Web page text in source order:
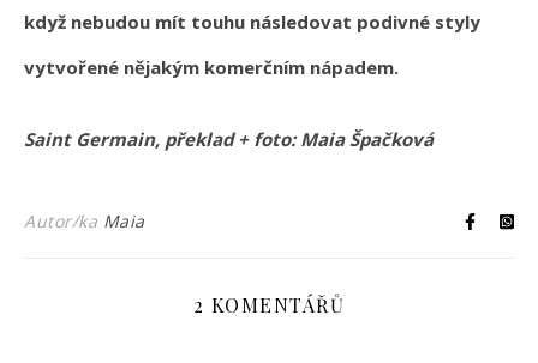
když nebudou mít touhu následovat podivné styly
vytvořené nějakým komerčním nápadem.
Saint Germain, překlad + foto: Maia Špačková
Autor/ka Maia
2 KOMENTÁŘŮ